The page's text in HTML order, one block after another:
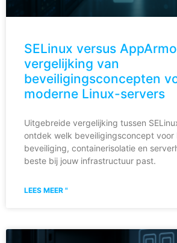
SELinux versus
vergelijking van
beveiligingsconcepten
moderne Linux-servers
Uitgebreide vergelijking tussen
ontdek welk beveiligingsconcept voor
beveiliging, containerisolatie en
beste bij jouw infrastructuur past.
LEES MEER "